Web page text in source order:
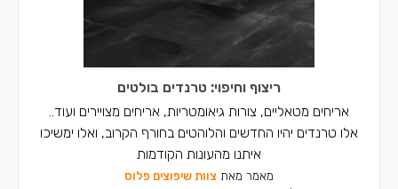
ריצוף וחיפוי: טרנדים בולטים
אריחים מטאליים, צורות גיאומטריות, אריחים מצויירים ועוד..
אלו טרנדים יהיו החדשים והלוהטים בחורף הקרוב, ואלו ימשיכו
איתנו מהעונות הקודמות
מאמר מאת צוות שיפוצים פלוס